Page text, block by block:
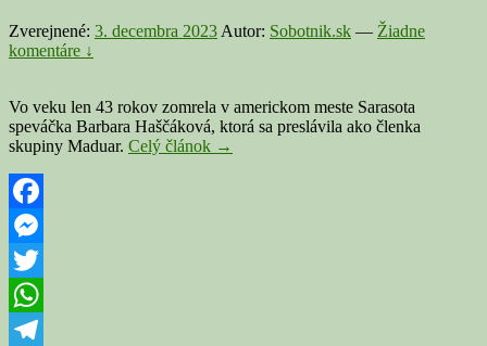
Zverejnené: 3. decembra 2023 Autor: Sobotnik.sk — Žiadne
komentáre ↓
Vo veku len 43 rokov zomrela v americkom meste Sarasota
speváčka Barbara Haščáková, ktorá sa preslávila ako členka
skupiny Maduar. Celý článok Zomrela
→
Facebook
Messenger
Twitter
WhatsApp